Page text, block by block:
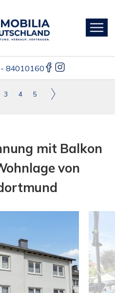
84010160
3 4 5
mit Balkon
von